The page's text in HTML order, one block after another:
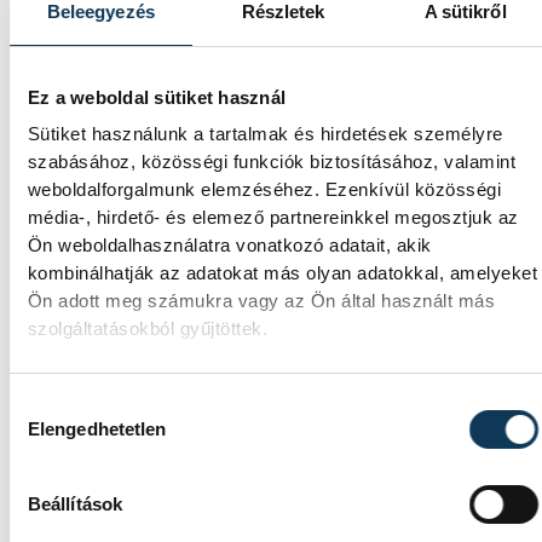
Beleegyezés Részletek A sütikről
Ez a weboldal sütiket használ
Sütiket használunk a tartalmak és hirdetések személyre
szabásához, közösségi funkciók biztosításához, valamint
weboldalforgalmunk elemzéséhez. Ezenkívül közösségi
média-, hirdető- és elemező partnereinkkel megosztjuk az
Ön weboldalhasználatra vonatkozó adatait, akik
kombinálhatják az adatokat más olyan adatokkal, amelyeket
Ön adott meg számukra vagy az Ön által használt más
szolgáltatásokból gyűjtöttek.
Elengedhetetlen
Beállítások
elemzők a júliusi, 1,2 százalékos inflációs
adatot.
Sorra kerülnek elő
világháborús leletek az
alacsony Dunából
A folyó rekordalacsony vízállása miatt egy
csaknem komplett, II. világháborús német
DKW NZ 350-1 motorkerékpárbukkant elő
a Batthyány téri rakpart sziklái alól,
máshol pedig egy közel féltonnás brit